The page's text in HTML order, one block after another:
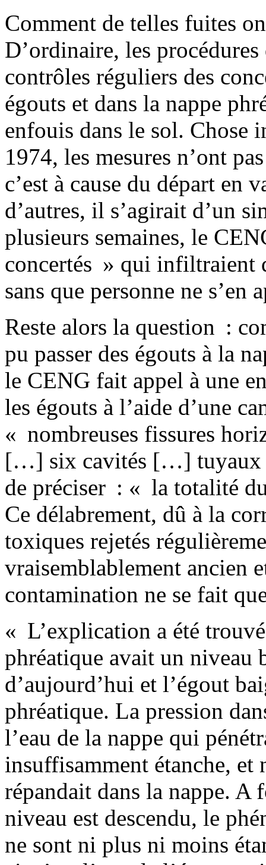
Comment de telles fuites
D’ordinaire, les
contrôles réguliers des
égouts et dans la nappe
enfouis dans le sol. Chose
1974, les mesures n’ont
c’est à cause du départ en
d’autres, il s’agirait d’un
plusieurs semaines, le
concertés » qui infiltraient
sans que personne ne s’en
Reste alors la question :
pu passer des égouts à la
le CENG fait appel à une
les égouts à l’aide d’une
« nombreuses fissures
[…] six cavités […] tuyaux
de préciser : « la totalité
Ce délabrement, dû à la
toxiques rejetés
vraisemblablement ancien
contamination ne se fait
« L’explication a été
phréatique avait un niveau
d’aujourd’hui et l’égout
phréatique. La pression
l’eau de la nappe qui
insuffisamment étanche, et
répandait dans la nappe. A
niveau est descendu, le
ne sont ni plus ni moins